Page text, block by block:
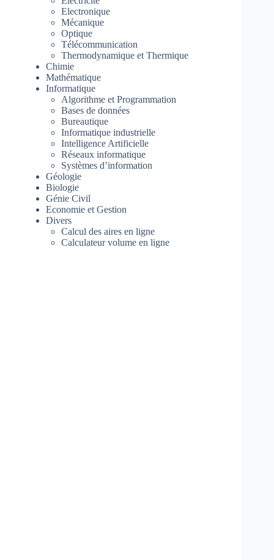
Electronique
Mécanique
Optique
Télécommunication
Thermodynamique et Thermique
Chimie
Mathématique
Informatique
Algorithme et Programmation
Bases de données
Bureautique
Informatique industrielle
Intelligence Artificielle
Réseaux informatique
Systèmes d’information
Géologie
Biologie
Génie Civil
Economie et Gestion
Divers
Calcul des aires en ligne
Calculateur volume en ligne